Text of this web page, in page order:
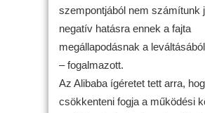
szempontjából nem számítunk
negatív hatásra ennek a fajta
megállapodásnak a
– fogalmazott.
Az Alibaba ígéretet tett arra,
csökkenteni fogja a működési